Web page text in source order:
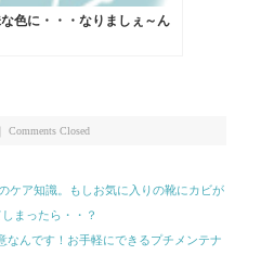
色に・・・なりましぇ～ん
Comments Closed
ケア知識。もしお気に入りの靴にカビが
まったら・・？
なんです！お手軽にできるプチメンテナ